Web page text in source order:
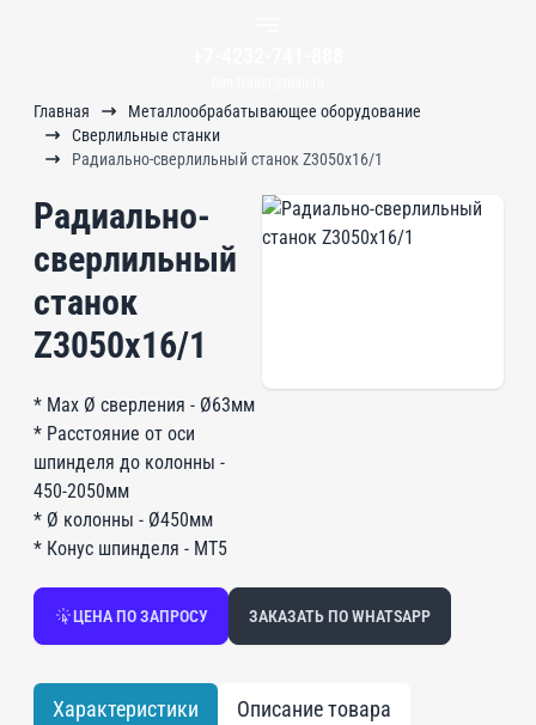
Главная
Металлообрабатывающее оборудование
Сверлильные станки
Радиально-сверлильный станок Z3050x16/1
Радиально-
сверлильный
станок
Z3050x16/1
* Max Ø сверления - Ø63мм
* Расстояние от оси
шпинделя до колонны -
450-2050мм
* Ø колонны - Ø450мм
* Конус шпинделя - МТ5
ЦЕНА ПО ЗАПРОСУ ЗАКАЗАТЬ ПО WHATSAPP
Характеристики Описание товара